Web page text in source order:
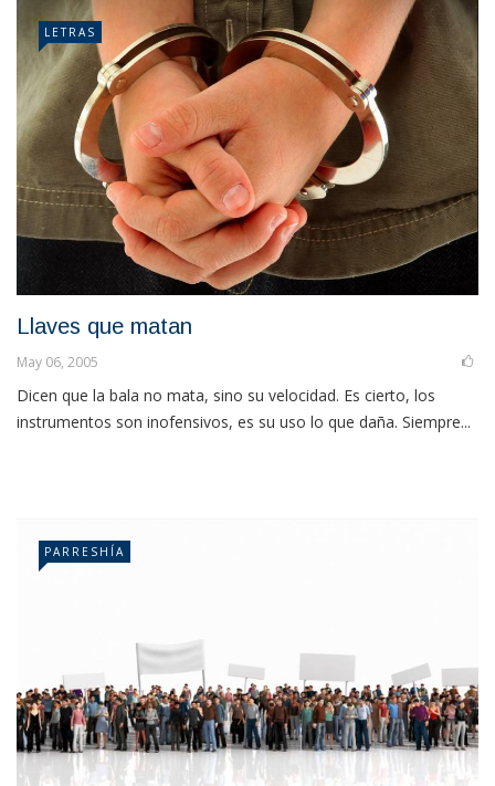
LETRAS
Llaves que matan
May 06, 2005
Dicen que la bala no mata, sino su velocidad. Es cierto, los
instrumentos son inofensivos, es su uso lo que daña. Siempre...
PARRESHÍA